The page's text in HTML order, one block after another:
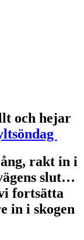
och hejar
rakt in i
slut…
fortsätta
in i skogen